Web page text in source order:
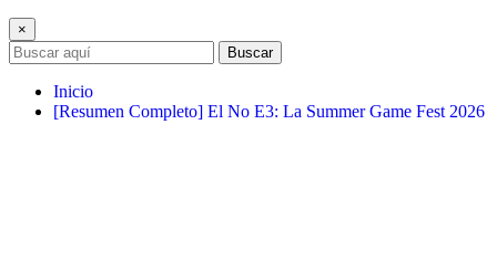
×
Buscar
Inicio
[Resumen Completo] El No E3: La Summer Game Fest 2026